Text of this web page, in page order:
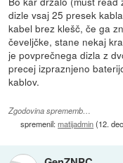
dizle vsaj 25 presek
kabel brez klešč, če ga
čeveljčke, stane nekaj
je povprečnega dizla z
precej izpraznjeno
kablov.
Zgodovina sprememb…
spremenil:matijadmin(12.